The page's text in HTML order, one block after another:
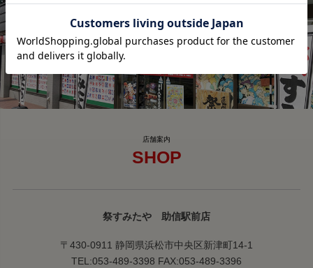
SHOP
祭すみたや 助信駅前店
〒430-0911 静岡県浜松市中央区新津町14-1
TEL:053-489-3398 FAX:053-489-3396